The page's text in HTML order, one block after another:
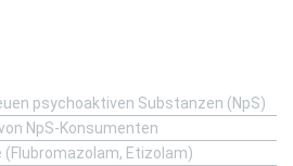
psychoaktiven Substanzen (NpS)
NpS-Konsumenten
Etizolam)